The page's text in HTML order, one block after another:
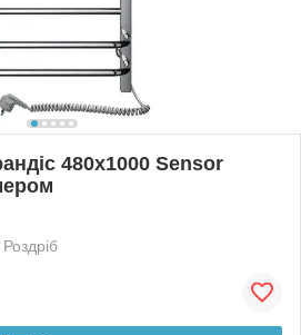
480х1000 Sensor
Роздріб